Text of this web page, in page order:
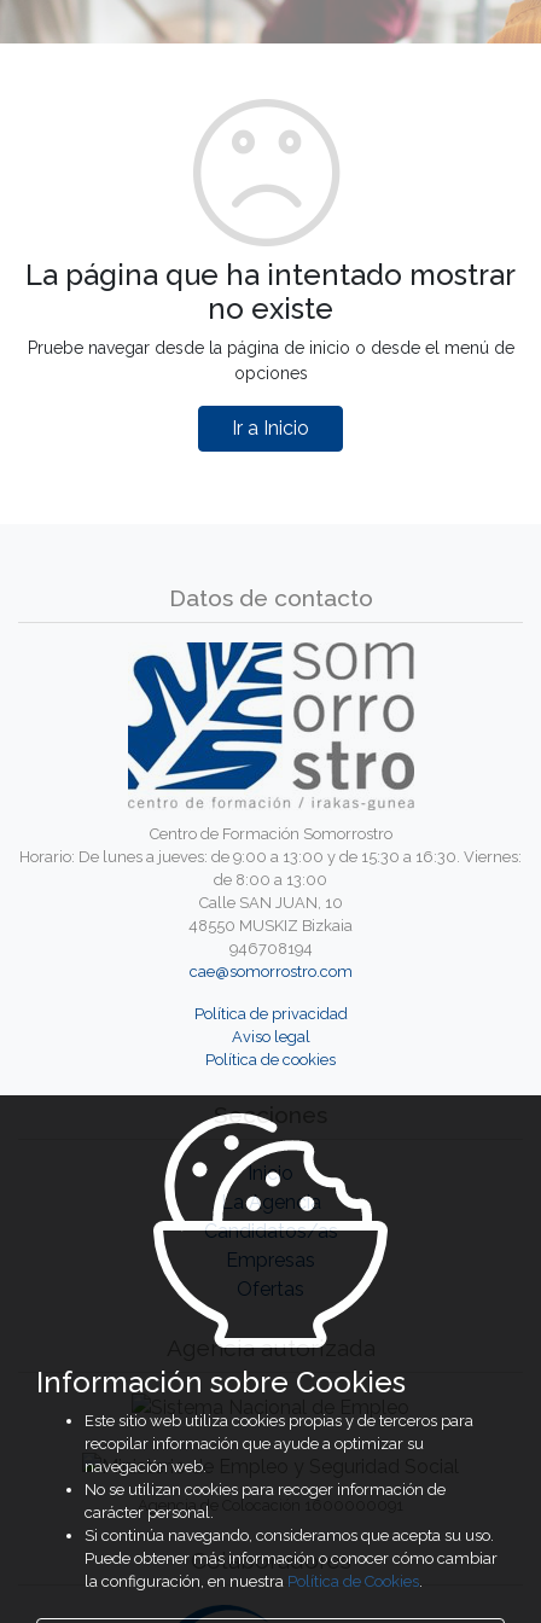
La página que ha intentado mostrar
no existe
Pruebe navegar desde la página de inicio o desde el menú de
opciones
Ir a Inicio
Datos de contacto
Centro de Formación Somorrostro
Horario: De lunes a jueves: de 9:00 a 13:00 y de 15:30 a 16:30. Viernes:
de 8:00 a 13:00
Calle SAN JUAN, 10
48550 MUSKIZ Bizkaia
946708194
cae@somorrostro.com
Política de privacidad
Aviso legal
Política de cookies
Secciones
Inicio
La Agencia
Candidatos/as
Empresas
Ofertas
Agencia autorizada
Agencia de Colocación 1600000091
Colaboradores
Información sobre Cookies
Este sitio web utiliza cookies propias y de terceros para
recopilar información que ayude a optimizar su
navegación web.
No se utilizan cookies para recoger información de
carácter personal.
Si continúa navegando, consideramos que acepta su uso.
Puede obtener más información o conocer cómo cambiar
la configuración, en nuestra Política de Cookies.